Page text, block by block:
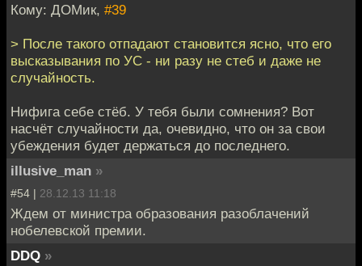
Кому: ДОМик, #39
> После такого отпадают становится ясно, что его
высказывания по УС - ни разу не стеб и даже не
случайность.
Нифига себе стёб. У тебя были сомнения? Вот
насчёт случайности да, очевидно, что он за свои
убеждения будет держаться до последнего.
illusive_man »
#54 | 28.12.13 11:18
Ждем от министра образования разоблачений
нобелевской премии.
DDQ »